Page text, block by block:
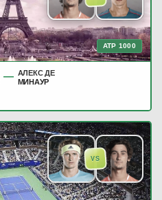
ATP 1000
— АЛЕКС ДЕ
МИНАУР
VS